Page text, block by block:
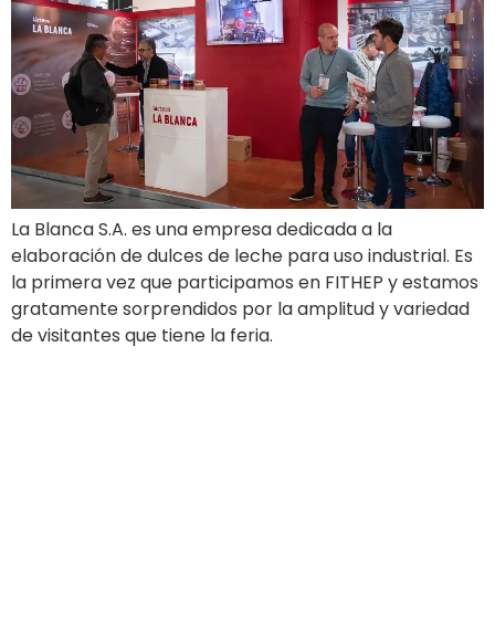
La Blanca S.A. es una empresa dedicada a la
elaboración de dulces de leche para uso industrial. Es
la primera vez que participamos en FITHEP y estamos
gratamente sorprendidos por la amplitud y variedad
de visitantes que tiene la feria.